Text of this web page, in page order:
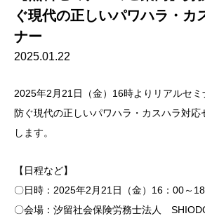
ぐ現代の正しいパワハラ・カ
ナー
2025.01.22
2025年2月21日（金）16時よりリアルセ
防ぐ現代の正しいパワハラ・カスハラ対応
します。
【日程など】
〇日時：2025年2月21日（金）16：00～
〇会場：汐留社会保険労務士法人